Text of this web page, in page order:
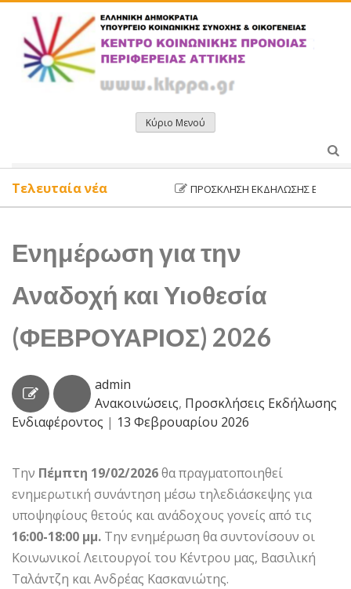
περιεχόμενο
Κύριο Μενού
ΠΡΌΣΚΛΗΣΗ ΕΚΔΉΛΩΣΗΣ
Τελευταία νέα
Ενημέρωση για την
Αναδοχή και Υιοθεσία
(ΦΕΒΡΟΥΑΡΙΟΣ) 2026
admin
Ανακοινώσεις, Προσκλήσεις Εκδήλωσης
Ενδιαφέροντος | 13 Φεβρουαρίου 2026
Την Πέμπτη 19/02/2026θα πραγματοποιηθεί
ενημερωτική συνάντηση μέσω τηλεδιάσκεψης για
υποψηφίους θετούς και ανάδοχους γονείς από τις
16:00-18:00 μμ. Την ενημέρωση θα συντονίσουν οι
Κοινωνικοί Λειτουργοί του Κέντρου μας, Βασιλική
Ταλάντζη και Ανδρέας Κασκανιώτης.